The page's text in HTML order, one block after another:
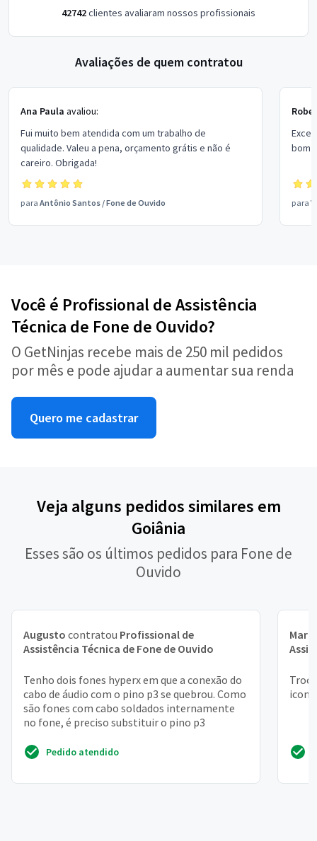
42742clientes avaliaram nossos profissionais
Avaliações de quem contratou
Ana Paula avaliou:
Fui muito bem atendida com um trabalho de
qualidade. Valeu a pena, orçamento grátis e não é
careiro. Obrigada!
para Antônio Santos /Fone de Ouvido
bom
para
Você é Profissional de Assistência
Técnica de Fone de Ouvido?
O GetNinjas recebe mais de 250 mil pedidos
por mês e pode ajudar a aumentar sua renda
Quero me cadastrar
Veja alguns pedidos similares em
Goiânia
Esses são os últimos pedidos para Fone de
Ouvido
Augusto contratou Profissional de
Assistência Técnica de Fone de Ouvido
Tenho dois fones hyperx em que a conexão do
cabo de áudio com o pino p3 se quebrou. Como
são fones com cabo soldados internamente
no fone, é preciso substituir o pino p3
Pedido atendido